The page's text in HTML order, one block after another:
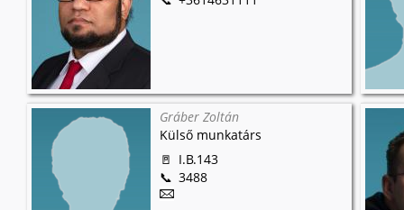
Gráber Zoltán
Külső munkatárs
I.B.143
3488